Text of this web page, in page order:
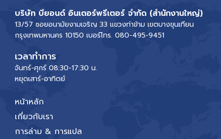
บริษัท บียอนด์ อินเตอร์พรีเตอร์ จำกัด (สำนักงานใหญ่)
13/57 ซอยอนามัยงามเจริญ 33 แขวงท่าข้าม เขตบางขุนเทียน
กรุงเทพมหานคร 10150 เบอร์โทร. 080-495-9451
เวลาทำการ
จันทร์-ศุกร์ 08:30-17:30 น.
หยุดเสาร์-อาทิตย์
หน้าหลัก
เกี่ยวกับเรา
การล่าม & การแปล